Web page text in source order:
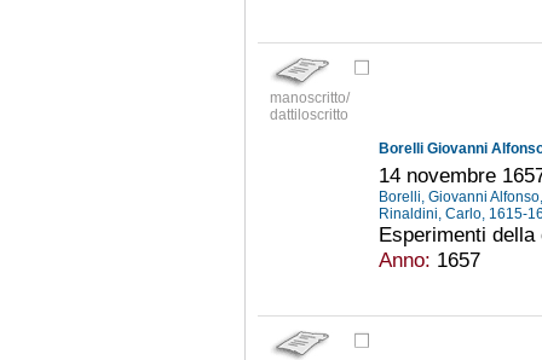
manoscritto/
dattiloscritto
Borelli Giovanni
14 novembre
Borelli, Giovanni
Rinaldini, Carlo, 1615-
Esperimenti
Anno: 1657